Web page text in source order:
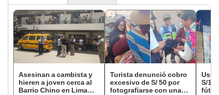
Asesinan a cambista y
hieren a joven cerca al
Barrio Chino en Lima
Turista denunció cobro
excesivo de S/ 50 por
fotografiarse con una
S/